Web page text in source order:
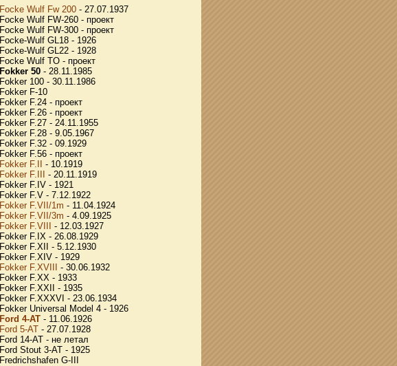
Focke Wulf Fw 200 - 27.07.1937
Focke Wulf FW-260 - проект
Focke Wulf FW-300 - проект
Focke-Wulf GL18 - 1926
Focke-Wulf GL22 - 1928
Focke Wulf TO - проект
Fokker 50 - 28.11.1985
Fokker 100 - 30.11.1986
Fokker F-10
Fokker F.24 - проект
Fokker F.26 - проект
Fokker F.27 - 24.11.1955
Fokker F.28 - 9.05.1967
Fokker F.32 - 09.1929
Fokker F.56 - проект
Fokker F.II
- 10.1919
Fokker F.III
- 20.11.1919
Fokker F.IV - 1921
Fokker F.V - 7.12.1922
Fokker F.VII/1m - 11.04.1924
Fokker F.VII/3m - 4.09.1925
Fokker F.VIII
- 12.03.1927
Fokker F.IX - 26.08.1929
Fokker F.XII - 5.12.1930
Fokker F.XIV - 1929
Fokker F.XVIII
- 30.06.1932
Fokker F.XX - 1933
Fokker F.XXII - 1935
Fokker F.XXXVI - 23.06.1934
Fokker Universal Model 4 - 1926
Ford 4-AT - 11.06.1926
Ford 5-AT - 27.07.1928
Ford 14-AT - не летал
Ford Stout 3-AT - 1925
Fredrichshafen G-III